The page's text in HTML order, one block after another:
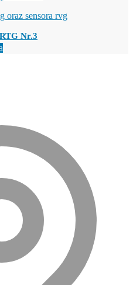
oraz sensora rvg
Nr.3